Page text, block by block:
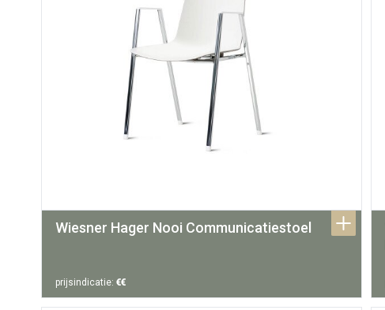
Wiesner Hager Nooi Communicatiestoel
prijsindicatie: €€